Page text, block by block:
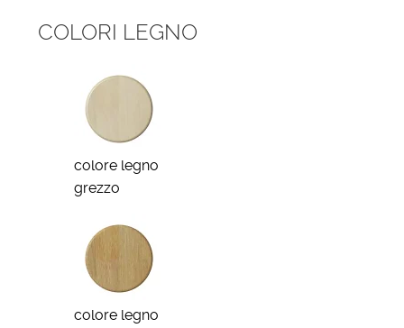
COLORI LEGNO
colore legno
grezzo
colore legno